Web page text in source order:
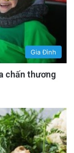
Gia Đình
chấn thương